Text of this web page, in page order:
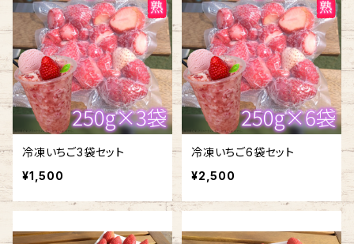
冷凍いちご3袋セット
¥1,500
冷凍いちご6袋セット
¥2,500